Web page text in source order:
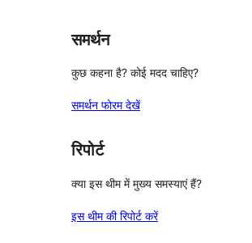
समर्थन
कुछ कहना है? कोई मदद चाहिए?
समर्थन फोरम देखें
रिपोर्ट
क्या इस थीम में मुख्य समस्याएं हैं?
इस थीम की रिपोर्ट करें